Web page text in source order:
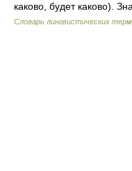
каково, будет каково).
Словарь лингвистических